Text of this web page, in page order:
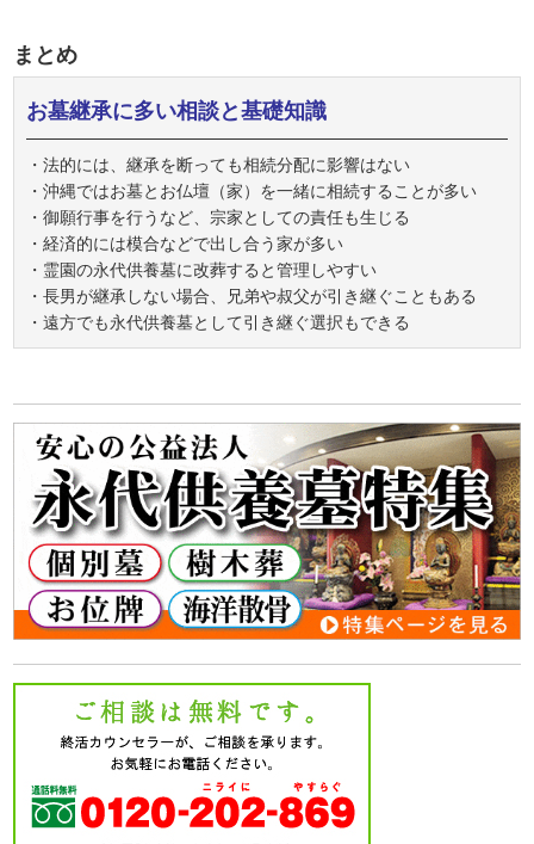
まとめ
お墓継承に多い相談と基礎知識
・法的には、継承を断っても相続分配に影響はない
・沖縄ではお墓とお仏壇（家）を一緒に相続することが多い
・御願行事を行うなど、宗家としての責任も生じる
・経済的には模合などで出し合う家が多い
・霊園の永代供養墓に改葬すると管理しやすい
・長男が継承しない場合、兄弟や叔父が引き継ぐこともある
・遠方でも永代供養墓として引き継ぐ選択もできる